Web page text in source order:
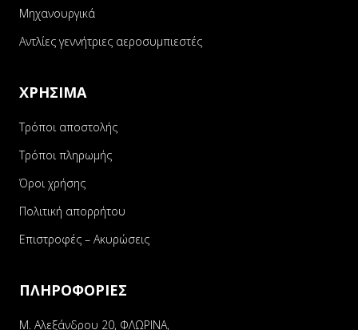
Μηχανουργικά
Αντλίες γεννήτριες αεροσυμπιεστές
ΧΡΗΣΙΜΑ
Τρόποι αποστολής
Τρόποι πληρωμής
Όροι χρήσης
Πολιτική απορρήτου
Επιστροφές – Ακυρώσεις
ΠΛΗΡΟΦΟΡΙΕΣ
Μ. Αλεξάνδρου 20, ΦΛΩΡΙΝΑ,